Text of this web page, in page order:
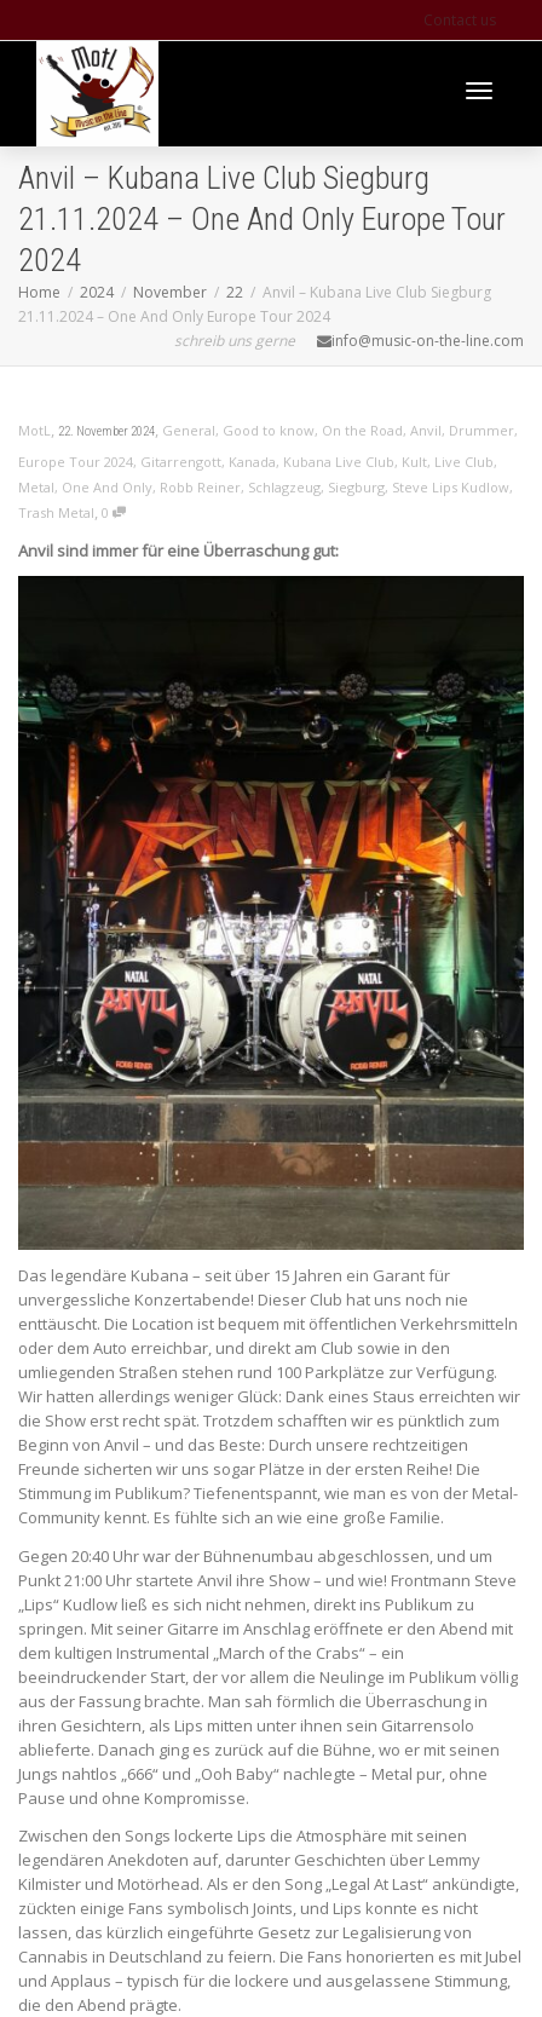
Contact us
Anvil – Kubana Live Club Siegburg
21.11.2024 – One And Only Europe Tour
2024
Home 2024 November 22
Anvil – Kubana Live Club Siegburg
21.11.2024 – One And Only Europe Tour 2024
schreib uns gerne
info@music-on-the-line.com
MotL, 22. November 2024, General, Good to know, On the Road, Anvil, Drummer,
Europe Tour 2024, Gitarrengott, Kanada, Kubana Live Club, Kult, Live Club,
Metal, One And Only, Robb Reiner, Schlagzeug, Siegburg, Steve Lips Kudlow,
Trash Metal, 0
Anvil sind immer für eine Überraschung gut:
Das legendäre Kubana – seit über 15 Jahren ein Garant für
unvergessliche Konzertabende! Dieser Club hat uns noch nie
enttäuscht. Die Location ist bequem mit öffentlichen Verkehrsmitteln
oder dem Auto erreichbar, und direkt am Club sowie in den
umliegenden Straßen stehen rund 100 Parkplätze zur Verfügung.
Wir hatten allerdings weniger Glück: Dank eines Staus erreichten wir
die Show erst recht spät. Trotzdem schafften wir es pünktlich zum
Beginn von Anvil – und das Beste: Durch unsere rechtzeitigen
Freunde sicherten wir uns sogar Plätze in der ersten Reihe! Die
Stimmung im Publikum? Tiefenentspannt, wie man es von der Metal-
Community kennt. Es fühlte sich an wie eine große Familie.
Gegen 20:40 Uhr war der Bühnenumbau abgeschlossen, und um
Punkt 21:00 Uhr startete Anvil ihre Show – und wie! Frontmann Steve
„Lips“ Kudlow ließ es sich nicht nehmen, direkt ins Publikum zu
springen. Mit seiner Gitarre im Anschlag eröffnete er den Abend mit
dem kultigen Instrumental „March of the Crabs“ – ein
beeindruckender Start, der vor allem die Neulinge im Publikum völlig
aus der Fassung brachte. Man sah förmlich die Überraschung in
ihren Gesichtern, als Lips mitten unter ihnen sein Gitarrensolo
ablieferte. Danach ging es zurück auf die Bühne, wo er mit seinen
Jungs nahtlos „666“ und „Ooh Baby“ nachlegte – Metal pur, ohne
Pause und ohne Kompromisse.
Zwischen den Songs lockerte Lips die Atmosphäre mit seinen
legendären Anekdoten auf, darunter Geschichten über Lemmy
Kilmister und Motörhead. Als er den Song „Legal At Last“ ankündigte,
zückten einige Fans symbolisch Joints, und Lips konnte es nicht
lassen, das kürzlich eingeführte Gesetz zur Legalisierung von
Cannabis in Deutschland zu feiern. Die Fans honorierten es mit Jubel
und Applaus – typisch für die lockere und ausgelassene Stimmung,
die den Abend prägte.